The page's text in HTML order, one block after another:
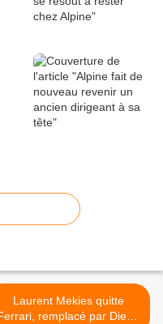
Laurent Mekies quitte
remplacé par Diego